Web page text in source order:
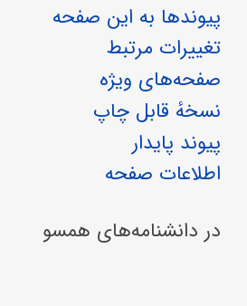
پیوندها به این صفحه
تغییرات مرتبط
صفحه‌های ویژه
نسخهٔ قابل چاپ
پیوند پایدار
اطلاعات صفحه
در دانشنامه‌های همسو